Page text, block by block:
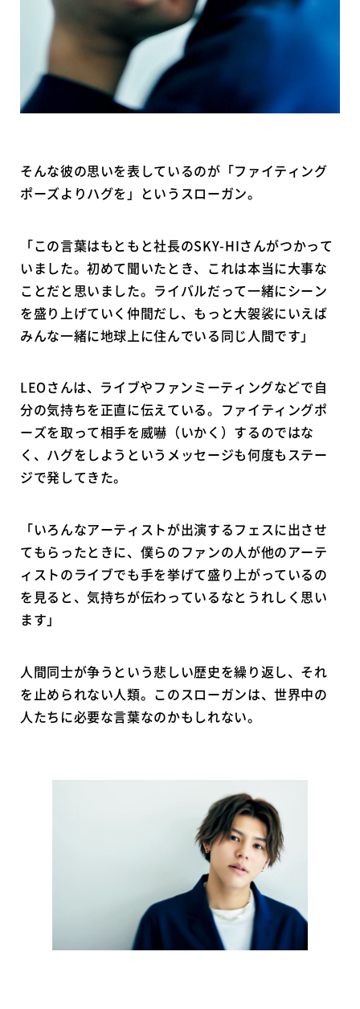
そんな彼の思いを表しているのが「ファイティング
ポーズよりハグを」というスローガン。
「この言葉はもともと社長のSKY-HIさんがつかって
いました。初めて聞いたとき、これは本当に大事な
ことだと思いました。ライバルだって一緒にシーン
を盛り上げていく仲間だし、もっと大袈裟にいえば
みんな一緒に地球上に住んでいる同じ人間です」
LEOさんは、ライブやファンミーティングなどで自
分の気持ちを正直に伝えている。ファイティングポ
ーズを取って相手を威嚇（いかく）するのではな
く、ハグをしようというメッセージも何度もステー
ジで発してきた。
「いろんなアーティストが出演するフェスに出させ
てもらったときに、僕らのファンの人が他のアーテ
ィストのライブでも手を挙げて盛り上がっているの
を見ると、気持ちが伝わっているなとうれしく思い
ます」
人間同士が争うという悲しい歴史を繰り返し、それ
を止められない人類。このスローガンは、世界中の
人たちに必要な言葉なのかもしれない。